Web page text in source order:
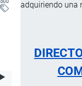
adquiriendo una
Notas Explicativas
75